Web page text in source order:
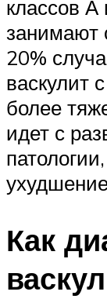
классов
занимают
20%
васкулит
более
идет с
Как